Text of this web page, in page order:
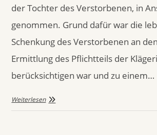
der Tochter des Verstorbenen, in
genommen. Grund dafür war die
Schenkung des Verstorbenen an
Ermittlung des Pflichtteils der
berücksichtigen war und zu einem…
Weiterlesen